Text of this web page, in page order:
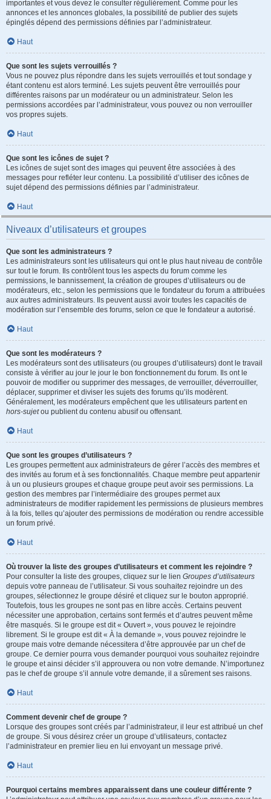
importantes et vous devez le consulter régulièrement. Comme pour les
annonces et les annonces globales, la possibilité de publier des sujets
épinglés dépend des permissions définies par l’administrateur.
Haut
Que sont les sujets verrouillés ?
Vous ne pouvez plus répondre dans les sujets verrouillés et tout sondage y
étant contenu est alors terminé. Les sujets peuvent être verrouillés pour
différentes raisons par un modérateur ou un administrateur. Selon les
permissions accordées par l’administrateur, vous pouvez ou non verrouiller
vos propres sujets.
Haut
Que sont les icônes de sujet ?
Les icônes de sujet sont des images qui peuvent être associées à des
messages pour refléter leur contenu. La possibilité d’utiliser des icônes de
sujet dépend des permissions définies par l’administrateur.
Haut
Niveaux d’utilisateurs et groupes
Que sont les administrateurs ?
Les administrateurs sont les utilisateurs qui ont le plus haut niveau de contrôle
sur tout le forum. Ils contrôlent tous les aspects du forum comme les
permissions, le bannissement, la création de groupes d’utilisateurs ou de
modérateurs, etc., selon les permissions que le fondateur du forum a attribuées
aux autres administrateurs. Ils peuvent aussi avoir toutes les capacités de
modération sur l’ensemble des forums, selon ce que le fondateur a autorisé.
Haut
Que sont les modérateurs ?
Les modérateurs sont des utilisateurs (ou groupes d’utilisateurs) dont le travail
consiste à vérifier au jour le jour le bon fonctionnement du forum. Ils ont le
pouvoir de modifier ou supprimer des messages, de verrouiller, déverrouiller,
déplacer, supprimer et diviser les sujets des forums qu’ils modèrent.
Généralement, les modérateurs empêchent que les utilisateurs partent en
hors-sujetou publient du contenu abusif ou offensant.
Haut
Que sont les groupes d’utilisateurs ?
Les groupes permettent aux administrateurs de gérer l’accès des membres et
des invités au forum et à ses fonctionnalités. Chaque membre peut appartenir
à un ou plusieurs groupes et chaque groupe peut avoir ses permissions. La
gestion des membres par l’intermédiaire des groupes permet aux
administrateurs de modifier rapidement les permissions de plusieurs membres
à la fois, telles qu’ajouter des permissions de modération ou rendre accessible
un forum privé.
Haut
Où trouver la liste des groupes d’utilisateurs et comment les rejoindre ?
Pour consulter la liste des groupes, cliquez sur le lien Groupes d’utilisateurs
depuis votre panneau de l’utilisateur. Si vous souhaitez rejoindre un des
groupes, sélectionnez le groupe désiré et cliquez sur le bouton approprié.
Toutefois, tous les groupes ne sont pas en libre accès. Certains peuvent
nécessiter une approbation, certains sont fermés et d’autres peuvent même
être masqués. Si le groupe est dit « Ouvert », vous pouvez le rejoindre
librement. Si le groupe est dit « À la demande », vous pouvez rejoindre le
groupe mais votre demande nécessitera d’être approuvée par un chef de
groupe. Ce dernier pourra vous demander pourquoi vous souhaitez rejoindre
le groupe et ainsi décider s’il approuvera ou non votre demande. N’importunez
pas le chef de groupe s’il annule votre demande, il a sûrement ses raisons.
Haut
Comment devenir chef de groupe ?
Lorsque des groupes sont créés par l’administrateur, il leur est attribué un chef
de groupe. Si vous désirez créer un groupe d’utilisateurs, contactez
l’administrateur en premier lieu en lui envoyant un message privé.
Haut
Pourquoi certains membres apparaissent dans une couleur différente ?